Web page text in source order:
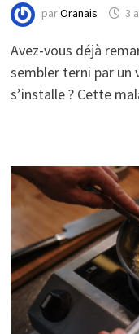
parOranais 3
Avez-vous déjà
sembler terni par un
s’installe ? Cette